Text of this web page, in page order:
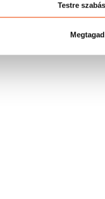
Testre szabás
Megtagad